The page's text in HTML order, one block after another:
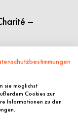
–
Nina Schmidt
in
sie möglichst
Cookies zur
Informationen zu den